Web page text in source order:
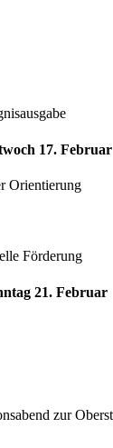
17. Februar
Orientierung
Förderung
21. Februar
zur